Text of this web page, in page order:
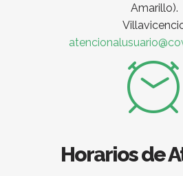
Amarillo).
Horarios de